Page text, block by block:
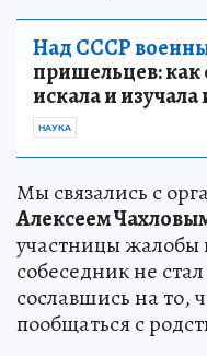
Над СССР
пришельцев: как
искала и
НАУКА
Мы связались с
Алексеем
участницы жалобы
собеседник не
сославшись на то,
пообщаться с